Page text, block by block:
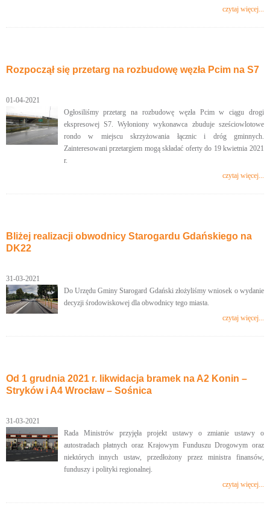
czytaj więcej...
Rozpoczął się przetarg na rozbudowę węzła Pcim na S7
01-04-2021
Ogłosiliśmy przetarg na rozbudowę węzła Pcim w ciągu drogi
ekspresowej S7. Wyłoniony wykonawca zbuduje sześciowlotowe
rondo w miejscu skrzyżowania łącznic i dróg gminnych.
Zainteresowani przetargiem mogą składać oferty do 19 kwietnia 2021
r.
czytaj więcej...
Bliżej realizacji obwodnicy Starogardu Gdańskiego na
DK22
31-03-2021
Do Urzędu Gminy Starogard Gdański złożyliśmy wniosek o wydanie
decyzji środowiskowej dla obwodnicy tego miasta.
czytaj więcej...
Od 1 grudnia 2021 r. likwidacja bramek na A2 Konin –
Stryków i A4 Wrocław – Sośnica
31-03-2021
Rada Ministrów przyjęła projekt ustawy o zmianie ustawy o
autostradach płatnych oraz Krajowym Funduszu Drogowym oraz
niektórych innych ustaw, przedłożony przez ministra finansów,
funduszy i polityki regionalnej.
czytaj więcej...